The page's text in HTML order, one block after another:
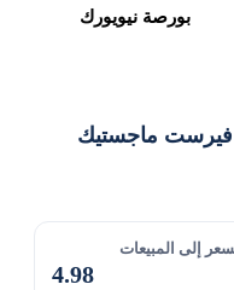
بورصة نيويورك
فيرست ماجستيك
إلى المبيعات
4.98